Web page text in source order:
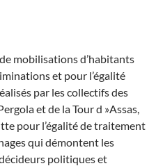
mobilisations d’habitants
et pour l’égalité
par les collectifs des
et de la Tour d »Assas,
pour l’égalité de traitement
qui démontent les
politiques et